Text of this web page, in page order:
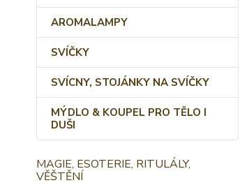
AROMALAMPY
SVÍČKY
SVÍCNY, STOJÁNKY NA SVÍČKY
MÝDLO & KOUPEL PRO TĚLO I
DUŠI
MAGIE, ESOTERIE, RITULÁLY,
VĚŠTĚNÍ